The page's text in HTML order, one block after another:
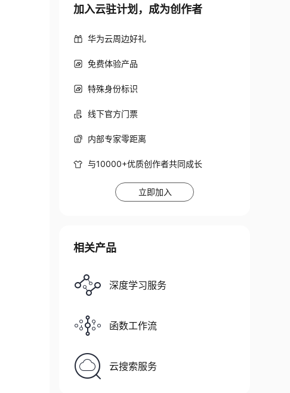
加入云驻计划，成为创作者
华为云周边好礼
免费体验产品
特殊身份标识
线下官方门票
内部专家零距离
与10000+优质创作者共同成长
立即加入
相关产品
深度学习服务
函数工作流
云搜索服务